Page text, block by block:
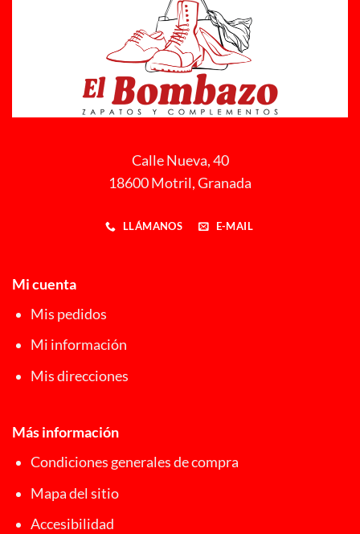
Calle Nueva, 40
18600 Motril, Granada
LLÁMANOS E-MAIL
Mi cuenta
Mis pedidos
Mi información
Mis direcciones
Más información
Condiciones generales de compra
Mapa del sitio
Accesibilidad